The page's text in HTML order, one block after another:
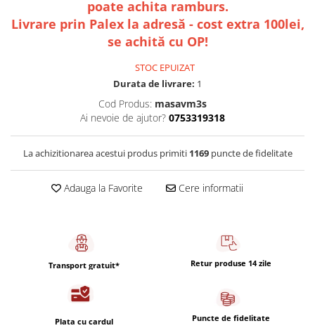
Capsule de Cafea
Cafea macinata
poate achita ramburs.
Livrare prin Palex la adresă - cost extra 100lei,
se achită cu OP!
STOC EPUIZAT
Durata de livrare: 1
Cod Produs: masavm3s
Ai nevoie de ajutor? 0753319318
La achizitionarea acestui produs primiti 1169puncte de fidelitate
Adauga la Favorite Cere informatii
Transport gratuit* Retur produse 14 zile
Plata cu cardul Puncte de fidelitate